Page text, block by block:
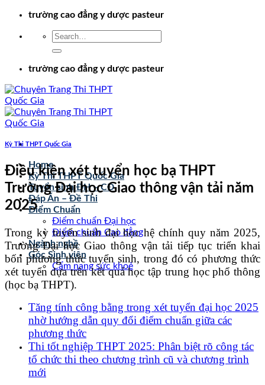
Chuyểntrường cao đẳng y dược pasteur
trường cao đẳng y dược pasteur
Home
Kỳ Thi THPT Quốc Gia
Tuyển sinh ĐH – CĐ
Đáp Án – Đề Thi
Điểm Chuẩn
Điểm chuẩn Đại học
Điểm chuẩn Cao đẳng
Ngành nghề
Góc Sinh viên
Cẩm nang sức khoẻ
Kỳ Thi THPT Quốc Gia
Điều kiện xét tuyển học bạ THPT
Trường Đại học Giao thông vận tải năm
2025
Trong kỳ tuyển sinh đại học hệ chính quy năm 2025,
Trường Đại học Giao thông vận tải tiếp tục triển khai
bốn phương thức tuyển sinh, trong đó có phương thức
xét tuyển dựa trên kết quả học tập trung học phổ thông
(học bạ THPT).
Tăng tính công bằng trong xét tuyển đại học 2025
nhờ hướng dẫn quy đổi điểm chuẩn giữa các
phương thức
Thi tốt nghiệp THPT 2025: Phân biệt rõ công tác
tổ chức thi theo chương trình cũ và chương trình
mới